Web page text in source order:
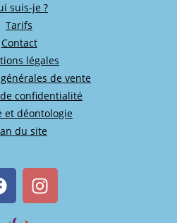
suis-je ?
Tarifs
Contact
légales
de vente
confidentialité
et déontologie
du site